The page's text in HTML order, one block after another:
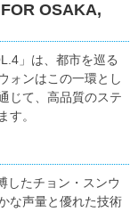
OSAKA,
」は、都市を巡る
ォンはこの一環とし
じて、高品質のステ
す。
したチョン・スンウ
な声量と優れた技術